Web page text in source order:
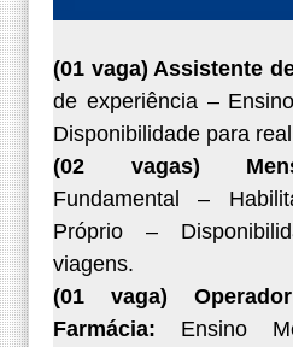
(01 vaga) Assistente
de experiência –
Disponibilidade para
(02 vagas)
Fundamental –
Próprio –
viagens.
(01 vaga)
Farmácia: Ensino